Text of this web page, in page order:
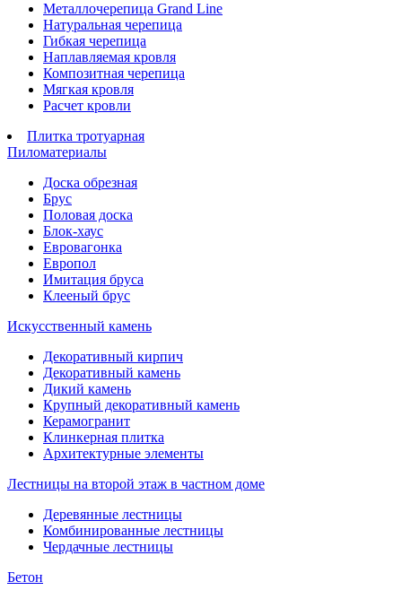
Металлочерепица Grand Line
Натуральная черепица
Гибкая черепица
Наплавляемая кровля
Композитная черепица
Мягкая кровля
Расчет кровли
Плитка тротуарная
Пиломатериалы
Доска обрезная
Брус
Половая доска
Блок-хаус
Евровагонка
Европол
Имитация бруса
Клееный брус
Искусственный камень
Декоративный кирпич
Декоративный камень
Дикий камень
Крупный декоративный камень
Керамогранит
Клинкерная плитка
Архитектурные элементы
Лестницы на второй этаж в частном доме
Деревянные лестницы
Комбинированные лестницы
Чердачные лестницы
Бетон